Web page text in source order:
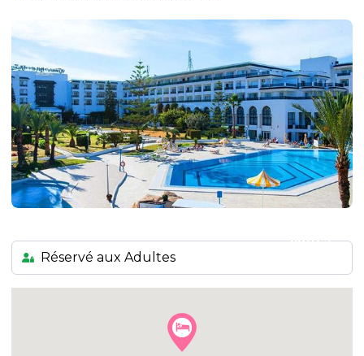
autres
Réservé aux Adultes